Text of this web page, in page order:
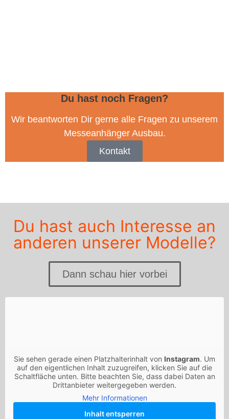
Du hast noch Fragen?
Wir beantworten Dir gerne alle Fragen zu unserem
Messeanhänger Ausbau.
Kontakt
Du hast auch Interesse an
anderen unserer Modelle?
Dann schau hier vorbei
Sie sehen gerade einen Platzhalterinhalt von Instagram. Um
auf den eigentlichen Inhalt zuzugreifen, klicken Sie auf die
Schaltfläche unten. Bitte beachten Sie, dass dabei Daten an
Drittanbieter weitergegeben werden.
Mehr Informationen
Inhalt entsperren